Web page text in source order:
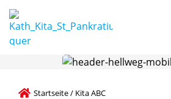
Termine
Startseite/ Kita ABC